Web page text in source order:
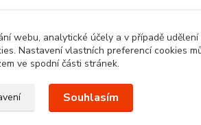
webu, analytické účely a v případě
Nastavení vlastních preferencí cookies
ve spodní části stránek.
Souhlasím